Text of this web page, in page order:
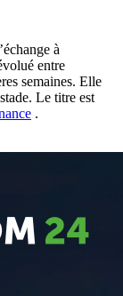
à
entre
semaines. Elle
Le titre est
.